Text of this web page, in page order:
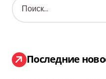
а
:
Последние